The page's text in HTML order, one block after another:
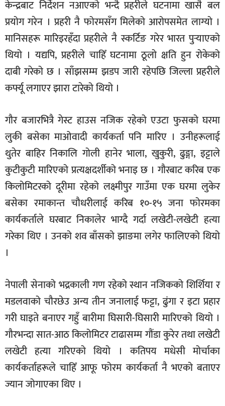
केन्द्रबाट निर्देशन नआएको भन्दै प्रहरीले घटनामा खासै बल
प्रयोग गरेन । प्रहरी नै फोरमसँग मिलेको आरोपसमेत लाग्यो ।
मानिसहरू मारिइरहँदा प्रहरीले नै स्कर्टिङ गरेर भारत पुर्‍याएको
थियो । यद्यपि, प्रहरीले चाहिँ घटनामा ठूलो क्षति हुन रोकेको
दाबी गरेको छ । साँझसम्म झडप जारी रहेपछि जिल्ला प्रहरीले
कर्फ्यू लगाएर झारा टारेको थियो ।
गौर बजारभित्रै गेस्ट हाउस नजिक रहेको एउटा फुसको घरमा
लुकी बसेका माओवादी कार्यकर्ता पनि मारिए । उनीहरूलाई
थुतेर बाहिर निकालि गोली हानेर भाला, खुकुरी, ढुङ्गा, इट्टाले
कुटीकुटी मारिएको प्रत्यक्षदर्शीको भनाइ छ । गौरबाट करिब एक
किलोमिटरको दूरीमा रहेको लक्ष्मीपुर गाउँमा एक घरमा लुकेर
बसेका रमाकान्त चौधरीलाई करिब १०-१५ जना फोरमका
कार्यकर्ताले घरबाट निकालेर भाग्दै गर्दा लखेटी-लखेटी हत्या
गरेका थिए । उनको शव बाँसको झाङमा लगेर फालिएको थियो
।
नेपाली सेनाको भद्रकाली गण रहेको स्थान नजिकको शिर्शिया र
मडलवाको चौरछेउ अन्य तीन जनालाई फट्टा, ढुंगा र इटा प्रहार
गरी घाइते बनाएर गहुँ बारीमा घिसारी-घिसारी मारिएको थियो ।
गौरभन्दा सात-आठ किलोमिटर टाढासम्म गौंडा कुरेर तथा लखेटी
लखेटी हत्या गरिएको थियो । कतिपय मधेसी मोर्चाका
कार्यकर्ताहरूले चाहिँ आफू फोरम कार्यकर्ता नै भएको बताएर
ज्यान जोगाएका थिए ।